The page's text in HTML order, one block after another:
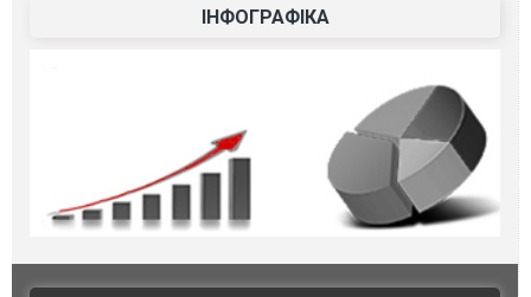
ІНФОГРАФІКА